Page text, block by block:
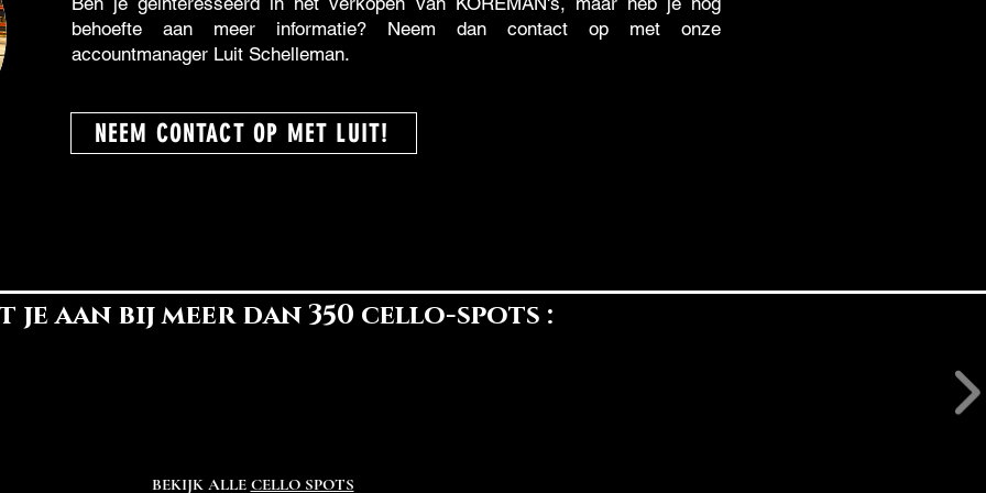
behoefte aan meer informatie? Neem dan contact op met onze
accountmanager Luit Schelleman.
NEEM CONTACT OP MET LUIT!
je aan bij meer dan 350 cello-spots :
BEKIJK ALLE CELLO SPOTS